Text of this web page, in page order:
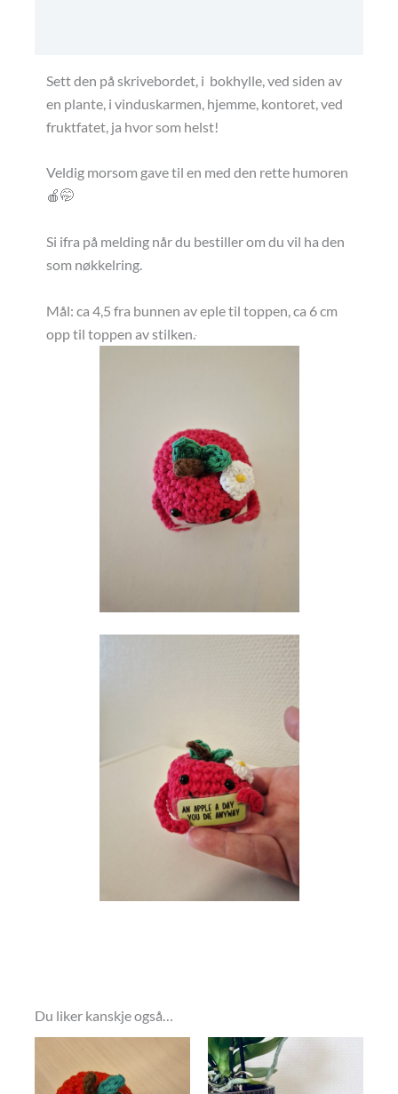
Sett den på skrivebordet, i bokhylle, ved siden av
en plante, i vinduskarmen, hjemme, kontoret, ved
fruktfatet, ja hvor som helst!
Veldig morsom gave til en med den rette humoren
🍎🤭
Si ifra på melding når du bestiller om du vil ha den
som nøkkelring.
Mål: ca 4,5 fra bunnen av eple til toppen, ca 6 cm
opp til toppen av stilken.
Du liker kanskje også…